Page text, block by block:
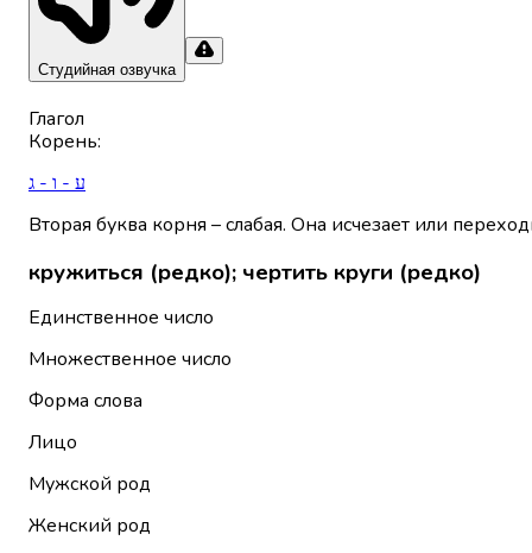
Студийная озвучка
Глагол
Корень:
ע - ו - ג
Вторая буква корня – слабая. Она исчезает или
кружиться (редко); чертить круги (редко)
Единственное число
Множественное число
Форма слова
Лицо
Мужской род
Женский род